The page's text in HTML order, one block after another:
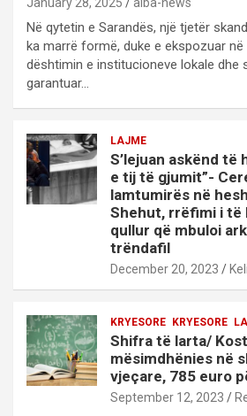
January 28, 2025 alba-news
Në qytetin e Sarandës, një tjetër
ka marrë formë, duke e ekspozuar
dështimin e institucioneve lokale dhe
garantuar…
LAJME
S’lejuan askënd të
e tij të gjumit”-
lamtumirës në
Shehut, rrëfimi i të
qullur që mbuloi
trëndafil
December 20, 2023 Keli
KRYESORE KRYESORE
Shifra të larta/
mësimdhënies në
vjeçare, 785 euro
September 12, 2023